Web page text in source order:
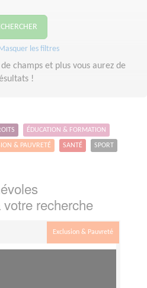
les filtres
champs et plus vous aurez de
!
ÉDUCATION & FORMATION
& PAUVRETÉ SANTÉ SPORT
recherche
Exclusion & Pauvreté